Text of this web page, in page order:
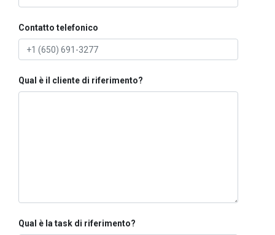
Contatto telefonico
Qual è il cliente di riferimento?
Qual è la task di riferimento?